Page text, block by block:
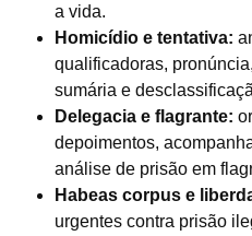
a vida.
Homicídio e tentativa:
qualificadoras,
sumária e
Delegacia e flagrante:
depoimentos,
análise de prisão em
Habeas corpus e
urgentes contra prisão